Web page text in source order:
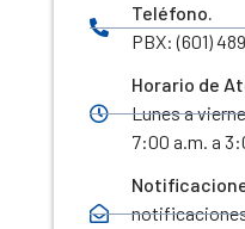
Teléfono.
PBX: (601)
Horario de
Lunes a
7:00 a.m. a